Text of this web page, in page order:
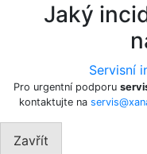
Jaký
Servisní
Pro urgentní podporu
kontaktujte na
Zavřít